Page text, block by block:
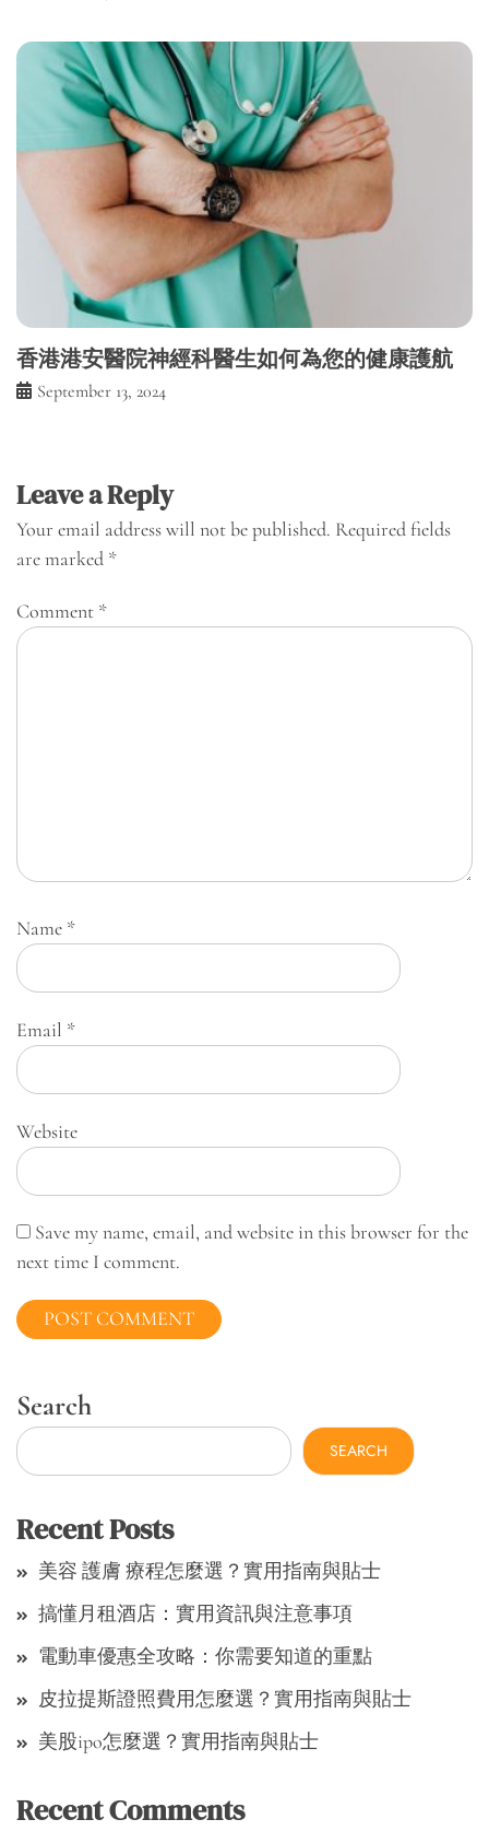
香港港安醫院神經科醫生如何為您的健康護航
September 13, 2024
Leave a Reply
Your email address will not be published. Required fields
are marked *
Comment *
Name *
Email *
Website
Save my name, email, and website in this browser for the
next time I comment.
Search
SEARCH
Recent Posts
美容 護膚 療程怎麼選？實用指南與貼士
搞懂月租酒店：實用資訊與注意事項
電動車優惠全攻略：你需要知道的重點
皮拉提斯證照費用怎麼選？實用指南與貼士
美股ipo怎麼選？實用指南與貼士
Recent Comments